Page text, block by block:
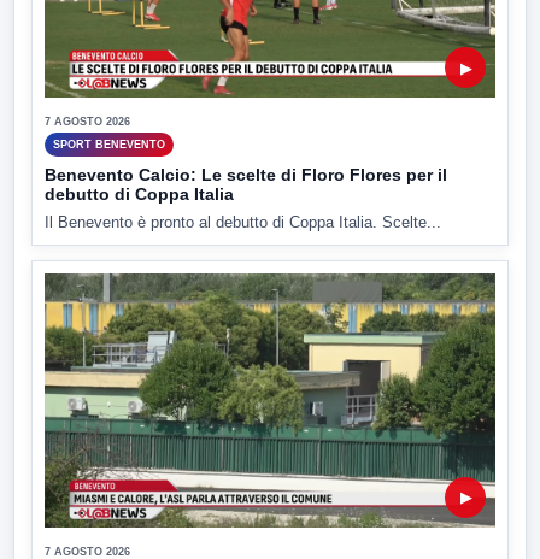
▶
7 AGOSTO 2026
SPORT BENEVENTO
Benevento Calcio: Le scelte di Floro Flores per il
debutto di Coppa Italia
Il Benevento è pronto al debutto di Coppa Italia. Scelte...
▶
7 AGOSTO 2026